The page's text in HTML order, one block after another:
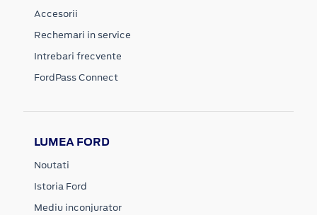
Accesorii
Rechemari in service
Intrebari frecvente
FordPass Connect
LUMEA FORD
Noutati
Istoria Ford
Mediu inconjurator